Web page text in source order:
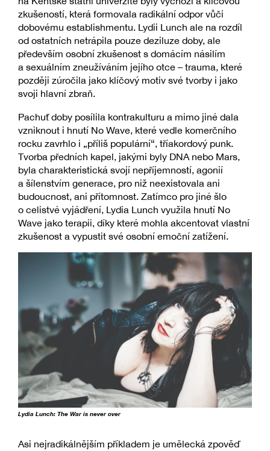
zkušeností, která formovala radikální odpor vůči
dobovému establishmentu. Lydii Lunch ale na rozdíl
od ostatních netrápila pouze deziluze doby, ale
především osobní zkušenost s domácím násilím
a sexuálním zneužíváním jejího otce – trauma, které
později zúročila jako klíčový motiv své tvorby i jako
svoji hlavní zbraň.
Pachuť doby posílila kontrakulturu a mimo jiné dala
vzniknout i hnutí No Wave, které vedle komerčního
rocku zavrhlo i „příliš populární“, tříakordový punk.
Tvorba předních kapel, jakými byly DNA nebo Mars,
byla charakteristická svojí nepříjemností, agonií
a šílenstvím generace, pro niž neexistovala ani
budoucnost, ani přítomnost. Zatímco pro jiné šlo
o celistvé vyjádření, Lydia Lunch využila hnutí No
Wave jako terapii, díky které mohla akcentovat vlastní
zkušenost a vypustit své osobní emoční zatížení.
Lydia Lunch: The War is never over
Asi nejradikálnějším příkladem je umělecká zpověď